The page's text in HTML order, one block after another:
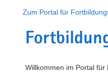
Zum Portal für
Willkommen im Portal für